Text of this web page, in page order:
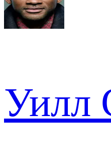
Уилл